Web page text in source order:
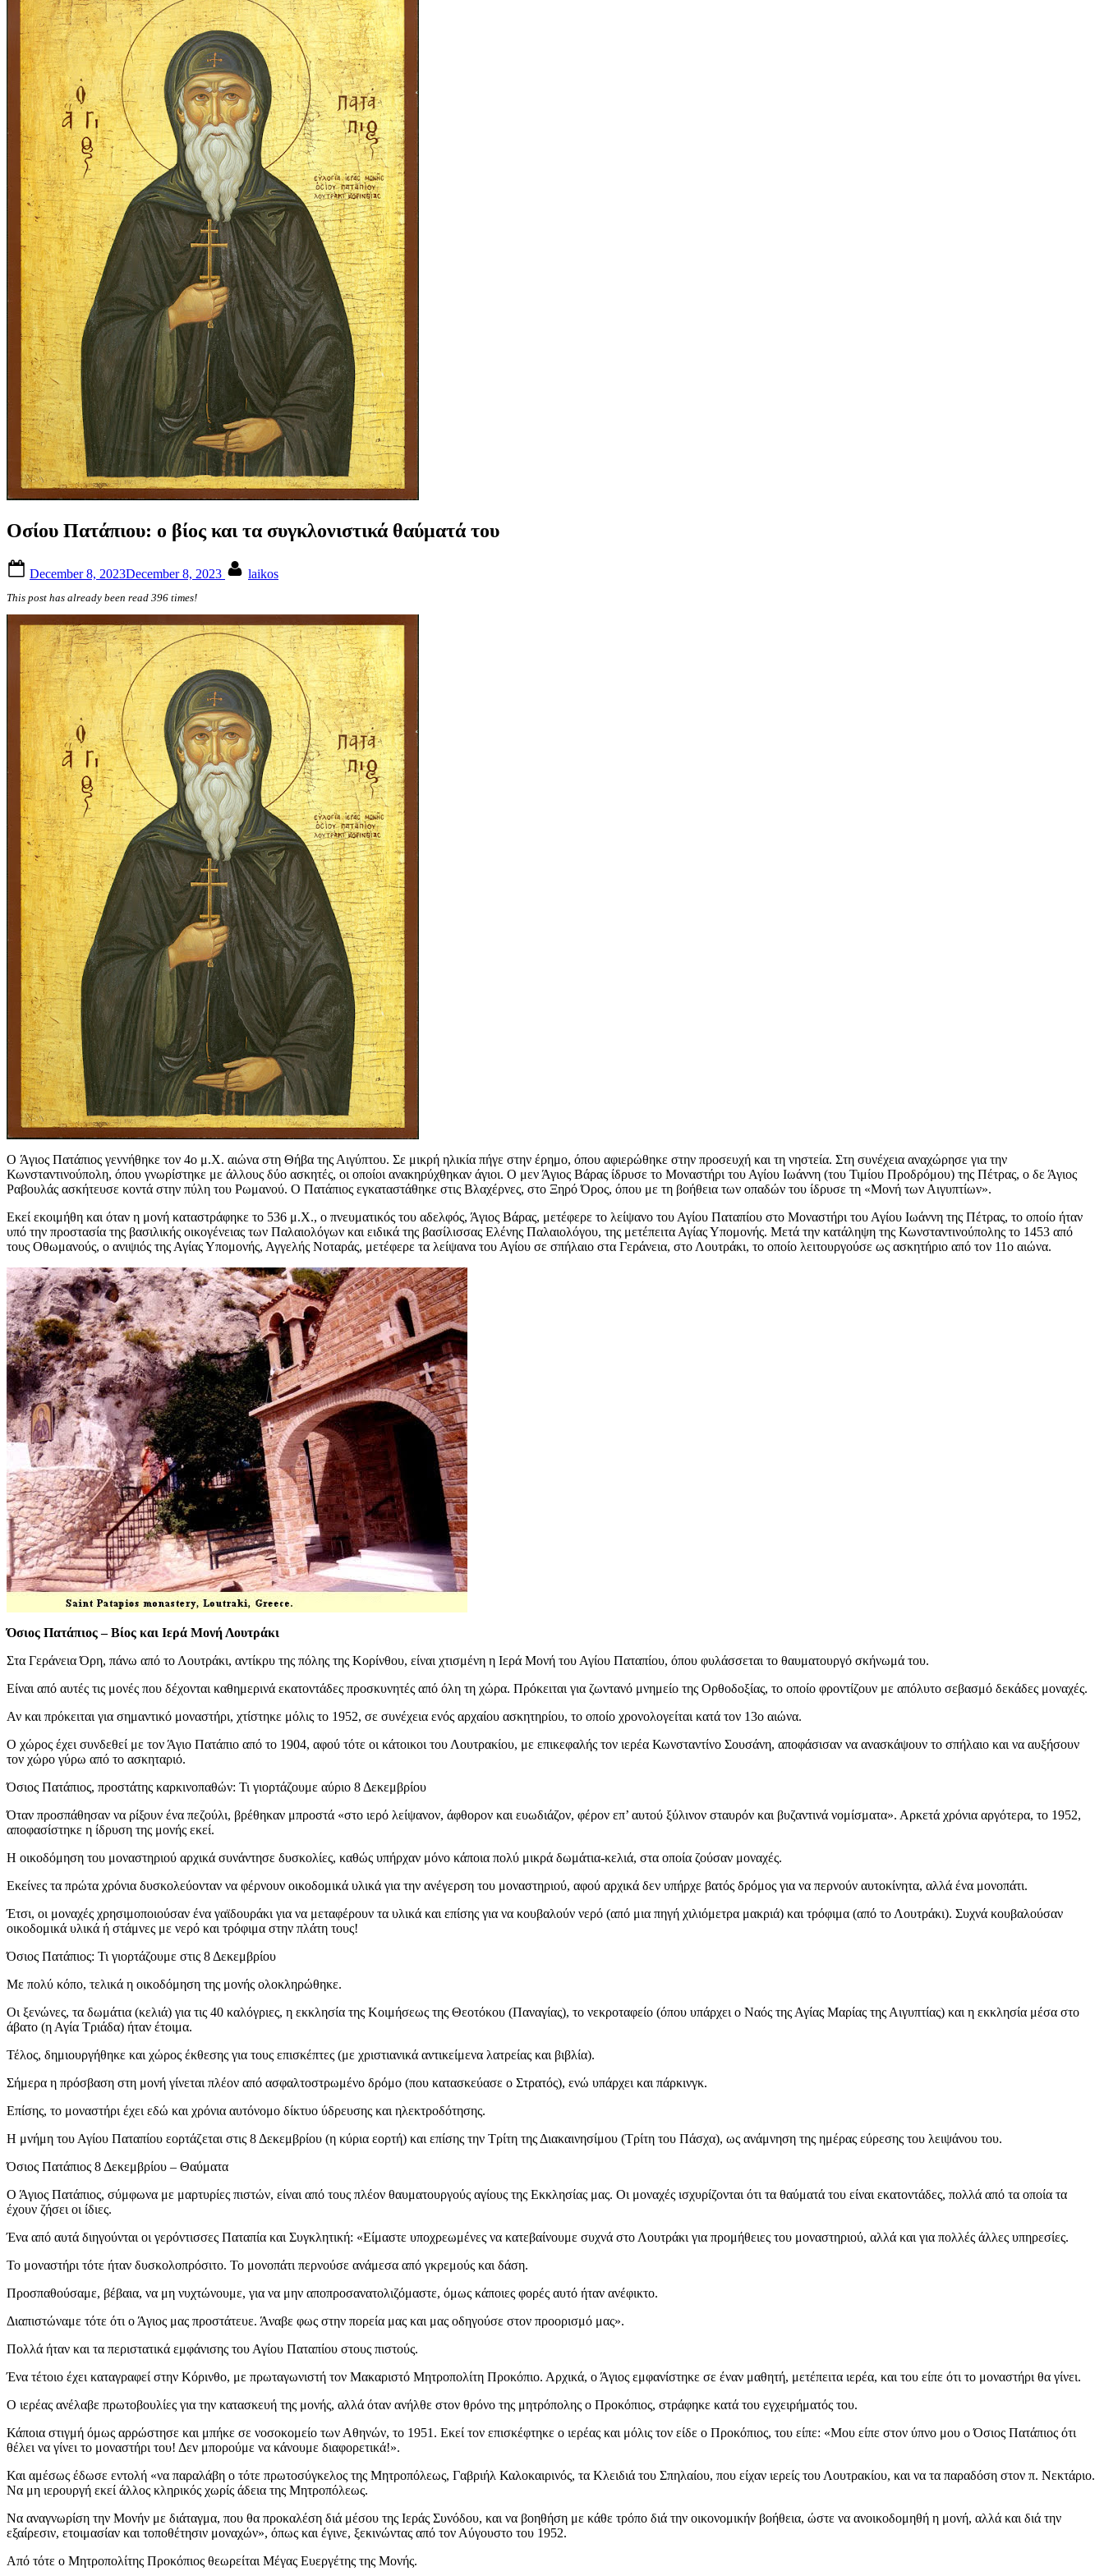
Οσίου Πατάπιου: ο βίος και τα συγκλονιστικά θαύματά του
on
December 8, 2023December 8, 2023 laikos
This post has already been read 396 times!
O Άγιος Πατάπιος γεννήθηκε τον 4ο μ.Χ. αιώνα στη Θήβα της Αιγύπτου. Σε μικρή ηλικία πήγε στην έρημο, όπου αφιερώθηκε στην προσευχή και τη νηστεία. Στη συνέχεια αναχώρησε για την
Κωνσταντινούπολη, όπου γνωρίστηκε με άλλους δύο ασκητές, οι οποίοι ανακηρύχθηκαν άγιοι. Ο μεν Άγιος Βάρας ίδρυσε το Μοναστήρι του Αγίου Ιωάννη (του Τιμίου Προδρόμου) της Πέτρας, ο δε Άγιος
Ραβουλάς ασκήτευσε κοντά στην πύλη του Ρωμανού. Ο Πατάπιος εγκαταστάθηκε στις Βλαχέρνες, στο Ξηρό Όρος, όπου με τη βοήθεια των οπαδών του ίδρυσε τη «Μονή των Αιγυπτίων».
Εκεί εκοιμήθη και όταν η μονή καταστράφηκε το 536 μ.Χ., ο πνευματικός του αδελφός, Άγιος Βάρας, μετέφερε το λείψανο του Αγίου Παταπίου στο Μοναστήρι του Αγίου Ιωάννη της Πέτρας, το οποίο ήταν
υπό την προστασία της βασιλικής οικογένειας των Παλαιολόγων και ειδικά της βασίλισσας Ελένης Παλαιολόγου, της μετέπειτα Αγίας Υπομονής. Μετά την κατάληψη της Κωνσταντινούπολης το 1453 από
τους Οθωμανούς, ο ανιψιός της Αγίας Υπομονής, Αγγελής Νοταράς, μετέφερε τα λείψανα του Αγίου σε σπήλαιο στα Γεράνεια, στο Λουτράκι, το οποίο λειτουργούσε ως ασκητήριο από τον 11ο αιώνα.
Όσιος Πατάπιος – Βίος και Ιερά Μονή Λουτράκι
Στα Γεράνεια Όρη, πάνω από το Λουτράκι, αντίκρυ της πόλης της Κορίνθου, είναι χτισμένη η Ιερά Μονή του Αγίου Παταπίου, όπου φυλάσσεται το θαυματουργό σκήνωμά του.
Είναι από αυτές τις μονές που δέχονται καθημερινά εκατοντάδες προσκυνητές από όλη τη χώρα. Πρόκειται για ζωντανό μνημείο της Ορθοδοξίας, το οποίο φροντίζουν με απόλυτο σεβασμό δεκάδες μοναχές.
Αν και πρόκειται για σημαντικό μοναστήρι, χτίστηκε μόλις το 1952, σε συνέχεια ενός αρχαίου ασκητηρίου, το οποίο χρονολογείται κατά τον 13ο αιώνα.
Ο χώρος έχει συνδεθεί με τον Άγιο Πατάπιο από το 1904, αφού τότε οι κάτοικοι του Λουτρακίου, με επικεφαλής τον ιερέα Κωνσταντίνο Σουσάνη, αποφάσισαν να ανασκάψουν το σπήλαιο και να αυξήσουν
τον χώρο γύρω από το ασκηταριό.
Όσιος Πατάπιος, προστάτης καρκινοπαθών: Τι γιορτάζουμε αύριο 8 Δεκεμβρίου
Όταν προσπάθησαν να ρίξουν ένα πεζούλι, βρέθηκαν μπροστά «στο ιερό λείψανον, άφθορον και ευωδιάζον, φέρον επ’ αυτού ξύλινον σταυρόν και βυζαντινά νομίσματα». Αρκετά χρόνια αργότερα, το 1952,
αποφασίστηκε η ίδρυση της μονής εκεί.
Η οικοδόμηση του μοναστηριού αρχικά συνάντησε δυσκολίες, καθώς υπήρχαν μόνο κάποια πολύ μικρά δωμάτια-κελιά, στα οποία ζούσαν μοναχές.
Εκείνες τα πρώτα χρόνια δυσκολεύονταν να φέρνουν οικοδομικά υλικά για την ανέγερση του μοναστηριού, αφού αρχικά δεν υπήρχε βατός δρόμος για να περνούν αυτοκίνητα, αλλά ένα μονοπάτι.
Έτσι, οι μοναχές χρησιμοποιούσαν ένα γαϊδουράκι για να μεταφέρουν τα υλικά και επίσης για να κουβαλούν νερό (από μια πηγή χιλιόμετρα μακριά) και τρόφιμα (από το Λουτράκι). Συχνά κουβαλούσαν
οικοδομικά υλικά ή στάμνες με νερό και τρόφιμα στην πλάτη τους!
Όσιος Πατάπιος: Τι γιορτάζουμε στις 8 Δεκεμβρίου
Με πολύ κόπο, τελικά η οικοδόμηση της μονής ολοκληρώθηκε.
Οι ξενώνες, τα δωμάτια (κελιά) για τις 40 καλόγριες, η εκκλησία της Κοιμήσεως της Θεοτόκου (Παναγίας), το νεκροταφείο (όπου υπάρχει ο Ναός της Αγίας Μαρίας της Αιγυπτίας) και η εκκλησία μέσα στο
άβατο (η Αγία Τριάδα) ήταν έτοιμα.
Τέλος, δημιουργήθηκε και χώρος έκθεσης για τους επισκέπτες (με χριστιανικά αντικείμενα λατρείας και βιβλία).
Σήμερα η πρόσβαση στη μονή γίνεται πλέον από ασφαλτοστρωμένο δρόμο (που κατασκεύασε ο Στρατός), ενώ υπάρχει και πάρκινγκ.
Επίσης, το μοναστήρι έχει εδώ και χρόνια αυτόνομο δίκτυο ύδρευσης και ηλεκτροδότησης.
Η μνήμη του Αγίου Παταπίου εορτάζεται στις 8 Δεκεμβρίου (η κύρια εορτή) και επίσης την Τρίτη της Διακαινησίμου (Τρίτη του Πάσχα), ως ανάμνηση της ημέρας εύρεσης του λειψάνου του.
Όσιος Πατάπιος 8 Δεκεμβρίου – Θαύματα
Ο Άγιος Πατάπιος, σύμφωνα με μαρτυρίες πιστών, είναι από τους πλέον θαυματουργούς αγίους της Εκκλησίας μας. Οι μοναχές ισχυρίζονται ότι τα θαύματά του είναι εκατοντάδες, πολλά από τα οποία τα
έχουν ζήσει οι ίδιες.
Ένα από αυτά διηγούνται οι γερόντισσες Παταπία και Συγκλητική: «Είμαστε υποχρεωμένες να κατεβαίνουμε συχνά στο Λουτράκι για προμήθειες του μοναστηριού, αλλά και για πολλές άλλες υπηρεσίες.
Το μοναστήρι τότε ήταν δυσκολοπρόσιτο. Το μονοπάτι περνούσε ανάμεσα από γκρεμούς και δάση.
Προσπαθούσαμε, βέβαια, να μη νυχτώνουμε, για να μην αποπροσανατολιζόμαστε, όμως κάποιες φορές αυτό ήταν ανέφικτο.
Διαπιστώναμε τότε ότι ο Άγιος μας προστάτευε. Άναβε φως στην πορεία μας και μας οδηγούσε στον προορισμό μας».
Πολλά ήταν και τα περιστατικά εμφάνισης του Αγίου Παταπίου στους πιστούς.
Ένα τέτοιο έχει καταγραφεί στην Κόρινθο, με πρωταγωνιστή τον Μακαριστό Μητροπολίτη Προκόπιο. Αρχικά, ο Άγιος εμφανίστηκε σε έναν μαθητή, μετέπειτα ιερέα, και του είπε ότι το μοναστήρι θα γίνει.
Ο ιερέας ανέλαβε πρωτοβουλίες για την κατασκευή της μονής, αλλά όταν ανήλθε στον θρόνο της μητρόπολης ο Προκόπιος, στράφηκε κατά του εγχειρήματός του.
Κάποια στιγμή όμως αρρώστησε και μπήκε σε νοσοκομείο των Αθηνών, το 1951. Εκεί τον επισκέφτηκε ο ιερέας και μόλις τον είδε ο Προκόπιος, του είπε: «Μου είπε στον ύπνο μου ο Όσιος Πατάπιος ότι
θέλει να γίνει το μοναστήρι του! Δεν μπορούμε να κάνουμε διαφορετικά!».
Και αμέσως έδωσε εντολή «να παραλάβη ο τότε πρωτοσύγκελος της Μητροπόλεως, Γαβριήλ Καλοκαιρινός, τα Κλειδιά του Σπηλαίου, που είχαν ιερείς του Λουτρακίου, και να τα παραδόση στον π. Νεκτάριο.
Να μη ιερουργή εκεί άλλος κληρικός χωρίς άδεια της Μητροπόλεως.
Να αναγνωρίση την Μονήν με διάταγμα, που θα προκαλέση διά μέσου της Ιεράς Συνόδου, και να βοηθήση με κάθε τρόπο διά την οικονομικήν βοήθεια, ώστε να ανοικοδομηθή η μονή, αλλά και διά την
εξαίρεσιν, ετοιμασίαν και τοποθέτησιν μοναχών», όπως και έγινε, ξεκινώντας από τον Αύγουστο του 1952.
Από τότε ο Μητροπολίτης Προκόπιος θεωρείται Μέγας Ευεργέτης της Μονής.